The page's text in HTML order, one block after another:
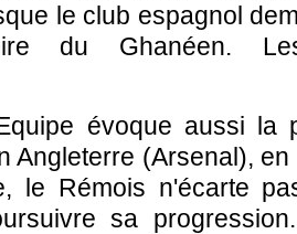
le club espagnol
du Ghanéen.
évoque aussi la
Angleterre (Arsenal),
le Rémois n'écarte
sa